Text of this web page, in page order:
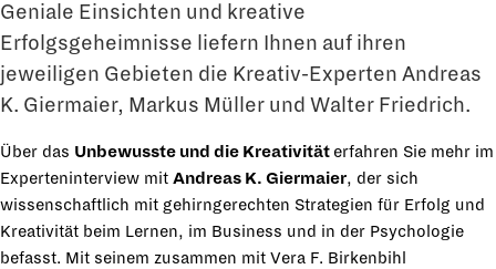
Geniale Einsichten und kreative
Erfolgsgeheimnisse liefern Ihnen auf ihren
jeweiligen Gebieten die Kreativ-Experten Andreas
K. Giermaier, Markus Müller und Walter Friedrich.
Über das Unbewusste und die Kreativität erfahren Sie mehr im
Experteninterview mit Andreas K. Giermaier, der sich
wissenschaftlich mit gehirngerechten Stra­tegien für Erfolg und
Kreativität beim Lernen, im Business und in der Psychologie
befasst. Mit seinem zusammen mit Vera F. Birkenbihl